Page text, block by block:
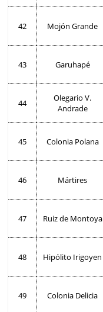
42 Mojón Grande
43 Garuhapé
44
Olegario V.
Andrade
45 Colonia Polana
46 Mártires
47 Ruiz de Montoya
48 Hipólito Irigoyen
49 Colonia Delicia